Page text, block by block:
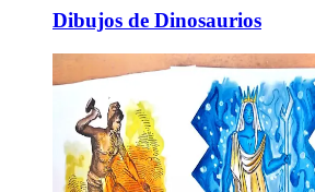
Dibujos de Dinosaurios